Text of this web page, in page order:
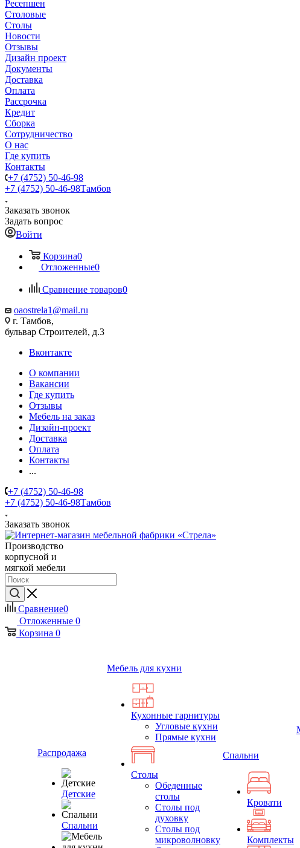
Ресепшен
Столовые
Столы
Новости
Отзывы
Дизайн проект
Документы
Доставка
Оплата
Рассрочка
Кредит
Сборка
Сотрудничество
О нас
Где купить
Контакты
+7 (4752) 50-46-98
+7 (4752) 50-46-98Тамбов
Заказать звонок
Задать вопрос
Войти
Корзина0
Отложенные0
Сравнение товаров0
oaostrela1@mail.ru
г. Тамбов,
бульвар Строителей, д.3
Вконтакте
О компании
Вакансии
Где купить
Отзывы
Мебель на заказ
Дизайн-проект
Доставка
Оплата
Контакты
...
+7 (4752) 50-46-98
+7 (4752) 50-46-98Тамбов
Заказать звонок
Производство
корпусной и
мягкой мебели
Сравнение0
Отложенные 0
Корзина 0
Распродажа
Детские
Спальни
Мебель для кухни
Кухонные гарнитуры
Угловые кухни
Прямые кухни
Столы
Обеденные
столы
Столы под
духовку
Столы под
микроволновку
Спальни
Кровати
Комплекты